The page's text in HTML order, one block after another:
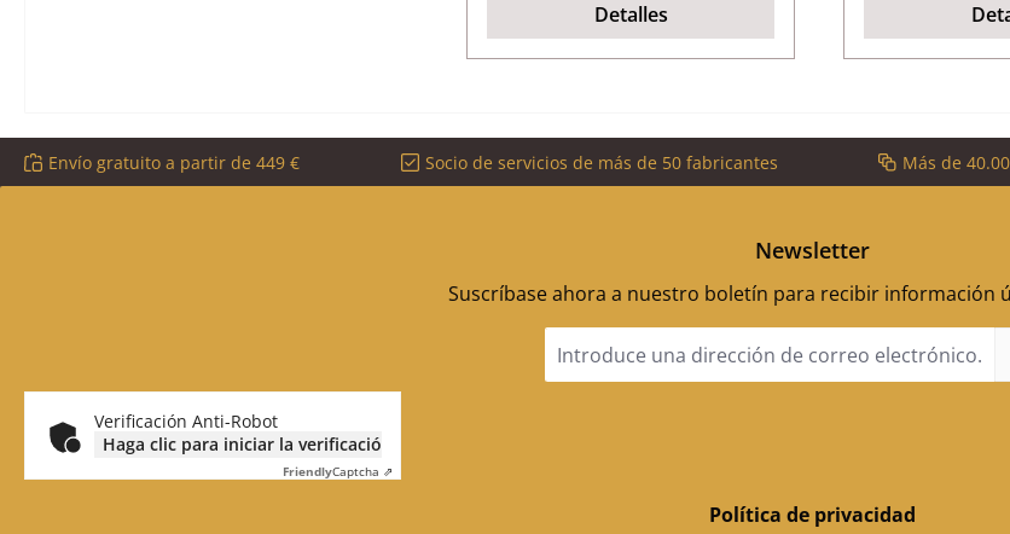
Detalles
Envío gratuito a partir de 449 € Socio de servicios de más de 50 fabricantes Más de
Newsletter
Suscríbase ahora a nuestro boletín para recibir información
de
Verificación Anti-Robot
Haga clic para iniciar la verificación
FriendlyCaptcha ⇗
Política de privacidad